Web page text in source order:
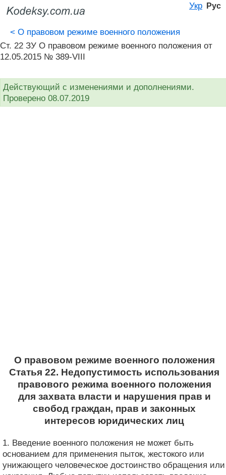
Укр Рус
< О правовом режиме военного положения
Ст. 22 ЗУ О правовом режиме военного положения от
12.05.2015 № 389-VIII
Действующий с изменениями и дополнениями.
Проверено 08.07.2019
О правовом режиме военного положения
Статья 22. Недопустимость использования
правового режима военного положения
для захвата власти и нарушения прав и
свобод граждан, прав и законных
интересов юридических лиц
1. Введение военного положения не может быть
основанием для применения пыток, жестокого или
унижающего человеческое достоинство обращения или